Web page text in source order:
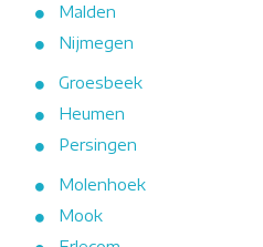
Malden
Nijmegen
Groesbeek
Heumen
Persingen
Molenhoek
Mook